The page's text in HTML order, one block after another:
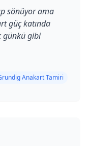
sönüyor ama
güç katında
günkü gibi
Anakart Tamiri